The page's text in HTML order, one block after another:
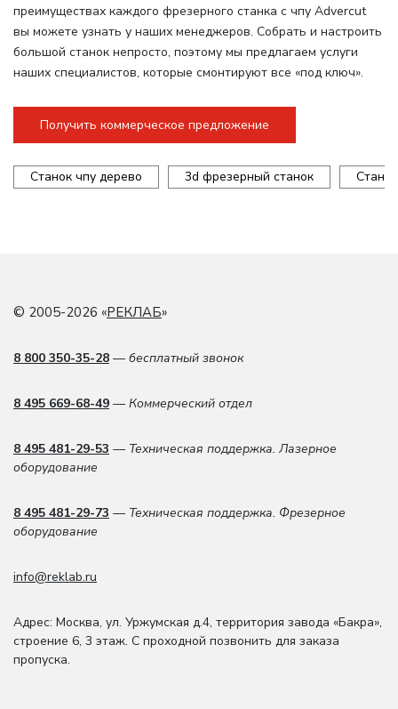
преимуществах каждого фрезерного станка с чпу Advercut
вы можете узнать у наших менеджеров. Собрать и настроить
большой станок непросто, поэтому мы предлагаем услуги
наших специалистов, которые смонтируют все «под ключ».
Получить коммерческое предложение
Станок чпу дерево 3d фрезерный станок
© 2005-2026 «РЕКЛАБ»
8 800 350-35-28 — бесплатный звонок
8 495 669-68-49 — Коммерческий отдел
8 495 481-29-53 — Техническая поддержка. Лазерное
оборудование
8 495 481-29-73 — Техническая поддержка. Фрезерное
оборудование
info@reklab.ru
Адрес: Москва, ул. Уржумская д.4, территория завода «Бакра»,
строение 6, 3 этаж. С проходной позвонить для заказа
пропуска.